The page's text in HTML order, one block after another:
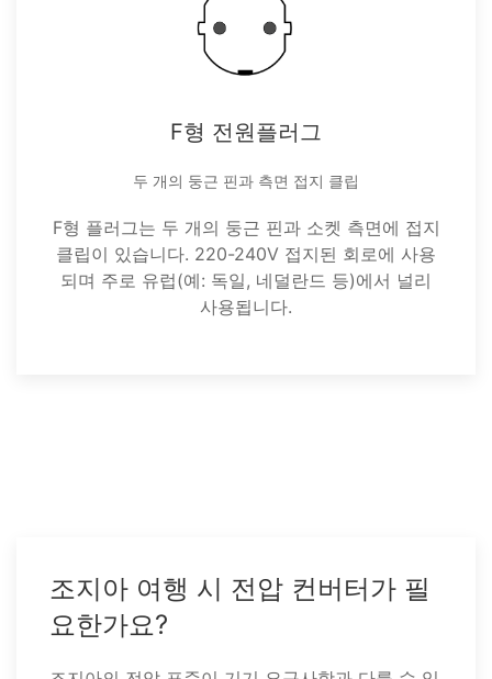
F형 전원플러그
두 개의 둥근 핀과 측면 접지 클립
F형 플러그는 두 개의 둥근 핀과 소켓 측면에 접지
클립이 있습니다. 220-240V 접지된 회로에 사용
되며 주로 유럽(예: 독일, 네덜란드 등)에서 널리
사용됩니다.
조지아 여행 시 전압 컨버터가 필
요한가요?